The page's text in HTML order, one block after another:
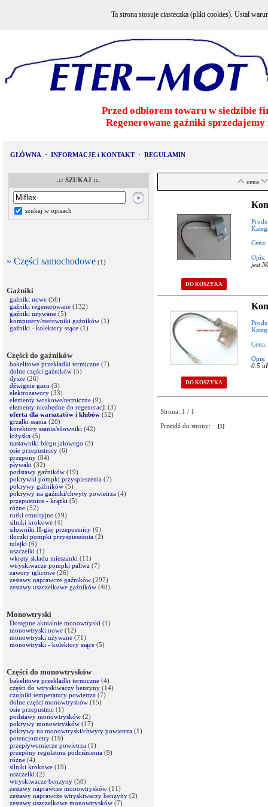
Przed odbiorem towaru w siedzibie
Regenerowane gaźniki
GŁÓWNA · INFORMACJE i KONTAKT · REGULAMIN
.:: SZUKAJ ::.
szukaj w opisach
» Części samochodowe (1)
Gaźniki
gaźniki nowe (56)
gaźniki regenerowane (132)
gaźniki używane (5)
komputery/sterowniki gaźników (1)
gaźniki - kolektory ssące (1)
Części do gaźników
bakelitowe przekładki termiczne (7)
dolne części gaźników (5)
dysze (26)
dźwignie gazu (3)
elektrozawory (33)
elementy woskowe/termiczne (9)
elementy niezbędne do regeneracji (3)
oferta dla warsztatów i klubów (52)
grzałki ssania (20)
korektory ssania/siłowniki (42)
łożyska (5)
nastawniki biegu jałowego (3)
osie przepustnicy (6)
przepony (84)
pływaki (32)
podstawy gaźników (19)
pokrywki pompki przyspieszenia (7)
pokrywy gaźników (5)
pokrywy na gaźniki/chwyty powietrza (4)
przepustnice - krążki (5)
różne (52)
rurki emulsyjne (19)
silniki krokowe (4)
siłowniki II-giej przepustnicy (6)
tłoczki pompki przyspieszenia (2)
tulejki (6)
uszczelki (1)
wkręty składu mieszanki (11)
wtryskiwacze pompki paliwa (7)
zawory iglicowe (26)
zestawy naprawcze gaźników (297)
zestawy uszczelkowe gaźników (40)
Monowtryski
Dostępne aktualnie monowtryski (1)
monowtryski nowe (12)
monowtryski używane (71)
monowtryski - kolektory ssące (5)
Części do monowtrysków
bakelitowe przekładki termiczne (4)
części do wtryskiwaczy benzyny (14)
czujniki temperatury powietrza (7)
dolne części monowtrysków (15)
osie przepustnic (1)
podstawy monowtrysków (2)
pokrywy monowtrysków (17)
pokrywy na monowtryski/chwyty powietrza (1)
potencjometry (19)
przepływomierze powietrza (1)
przepony regulatora podciśnienia (9)
różne (4)
silniki krokowe (19)
uszczelki (2)
wtryskiwacze benzyny (58)
zestawy naprawcze monowtrysków (11)
zestawy naprawcze wtryskiwaczy benzyny (2)
zestawy uszczelkowe monowtrysków (7)
cena
DO KOSZYKA
Cena:
Opis:
jest
DO KOSZYKA
Cena:
Opis:
0.5
Strona: 1 / 1
Przejdź do strony:
[1]
Ta strona stosuje ciasteczka (pliki cookies). Ustal